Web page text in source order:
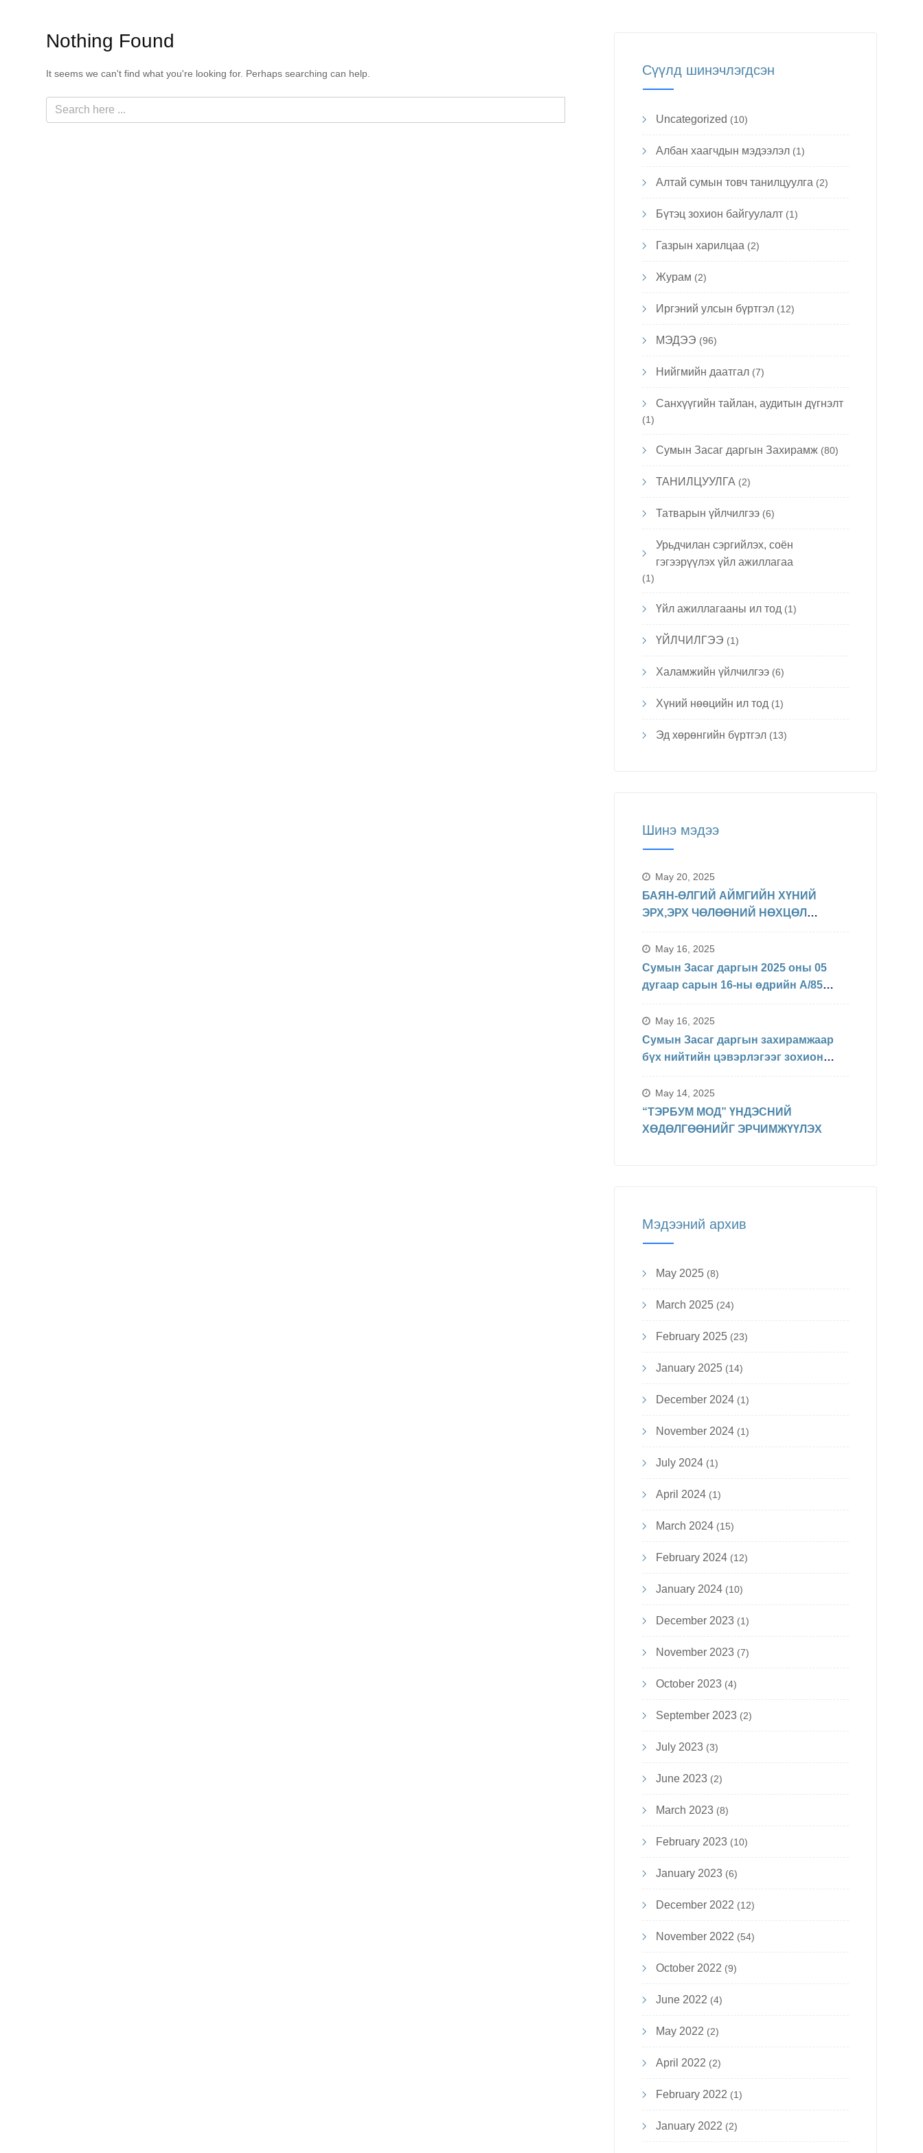
Nothing Found
It seems we can't find what you're looking for. Perhaps searching can help. Сүүлд шинэчлэгдсэн
Uncategorized (10)
Албан хаагчдын мэдээлэл(1)
Алтай сумын товч танилцуулга (2)
Бүтэц зохион байгуулалт(1)
Газрын харилцаа (2)
Журам (2)
Иргэний улсын бүртгэл(12)
МЭДЭЭ (96)
Нийгмийн даатгал(7)
Санхүүгийн тайлан, аудитын дүгнэлт
(1)
Сумын Засаг даргын Захирамж(80)
ТАНИЛЦУУЛГА (2)
Татварын үйлчилгээ(6)
Урьдчилан сэргийлэх, соён
гэгээрүүлэх үйл ажиллагаа
(1)
Үйл ажиллагааны ил тод (1)
ҮЙЛЧИЛГЭЭ (1)
Халамжийн үйлчилгээ(6)
Хүний нөөцийн ил тод (1)
Эд хөрөнгийн бүртгэл(13)
Шинэ мэдээ
May 20, 2025
БАЯН-ӨЛГИЙ АЙМГИЙН ХҮНИЙ
ЭРХ,ЭРХ ЧӨЛӨӨНИЙ НӨХЦӨЛ
May 16, 2025
Сумын Засаг даргын 2025 оны 05
дугаар сарын 16-ны өдрийн А/85
хуваарийн дагуу явагдахаар болсон.
May 16, 2025
Сумын Засаг даргын захирамжаар
бүх нийтийн цэвэрлэгээг зохион
May 14, 2025
“ТЭРБУМ МОД” ҮНДЭСНИЙ
ХӨДӨЛГӨӨНИЙГ ЭРЧИМЖҮҮЛЭХ
Мэдээний архив
May 2025(8)
March 2025(24)
February 2025(23)
January 2025(14)
December 2024(1)
November 2024(1)
July 2024(1)
April 2024(1)
March 2024(15)
February 2024(12)
January 2024(10)
December 2023(1)
November 2023(7)
October 2023(4)
September 2023(2)
July 2023(3)
June 2023(2)
March 2023(8)
February 2023(10)
January 2023(6)
December 2022 (12)
November 2022 (54)
October 2022 (9)
June 2022 (4)
May 2022 (2)
April 2022 (2)
February 2022 (1)
January 2022 (2)